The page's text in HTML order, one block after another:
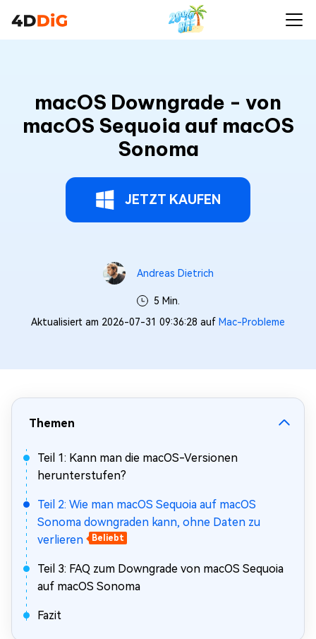
macOS Downgrade - von
macOS Sequoia auf macOS
Sonoma
JETZT KAUFEN
Andreas Dietrich
5 Min.
Aktualisiert am 2026-07-31 09:36:28 auf Mac-Probleme
Themen
Teil 1: Kann man die macOS-Versionen
herunterstufen?
Teil 2: Wie man macOS Sequoia auf macOS
Sonoma downgraden kann, ohne Daten zu
verlieren
Beliebt
Teil 3: FAQ zum Downgrade von macOS Sequoia
auf macOS Sonoma
Fazit